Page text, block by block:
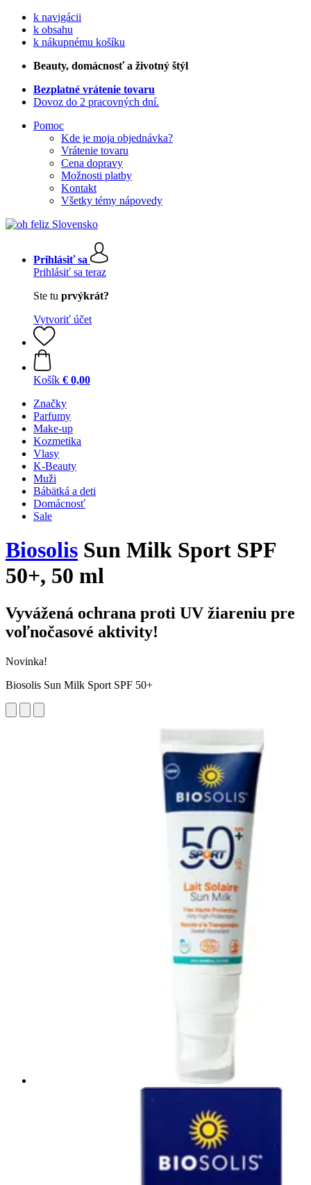
k navigácii
k obsahu
k nákupnému košíku
Beauty, domácnosť a životný štýl
Bezplatné vrátenie tovaru
Dovoz do 2 pracovných dní.
Pomoc
Kde je moja objednávka?
Vrátenie tovaru
Cena dopravy
Možnosti platby
Kontakt
Všetky témy nápovedy
Prihlásiť sa
Prihlásiť sa teraz
Ste tu prvýkrát?
Vytvoriť účet
Košík € 0,00
Značky
Parfumy
Make-up
Kozmetika
Vlasy
K-Beauty
Muži
Bábätká a deti
Domácnosť
Sale
Biosolis Sun Milk Sport SPF
50+, 50 ml
Vyvážená ochrana proti UV žiareniu pre
voľnočasové aktivity!
Novinka!
Biosolis Sun Milk Sport SPF 50+